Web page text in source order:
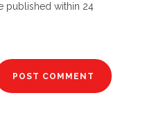
published within 24